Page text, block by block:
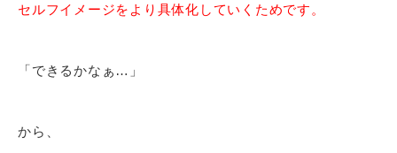
セルフイメージをより具体化していくためです。
「できるかなぁ…」
から、